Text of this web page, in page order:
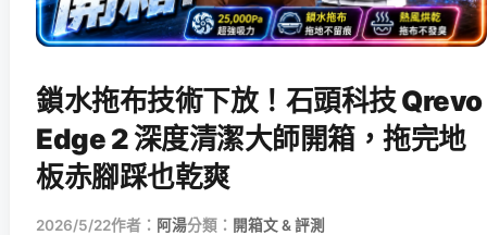
鎖水拖布技術下放！石頭科技 Qrevo
Edge 2 深度清潔大師開箱，拖完地
板赤腳踩也乾爽
2026/5/22作者： 阿湯分類： 開箱文 & 評測